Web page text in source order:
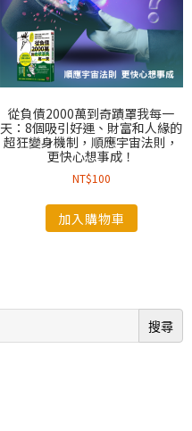
從負債2000萬到奇蹟罩我每一
天：8個吸引好運、財富和人緣的
超狂變身機制，順應宇宙法則，
更快心想事成！
NT$100
加入購物車
搜尋